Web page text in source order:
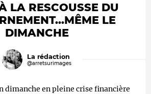
LA RESCOUSSE DU
LE
DIMANCHE
La rédaction
@arretsurimages
dimanche en pleine crise financière